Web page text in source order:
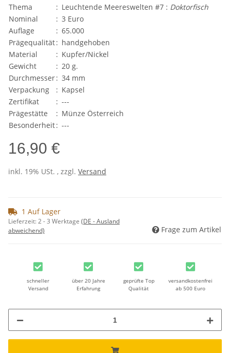
Thema
: Leuchtende Meereswelten #7 : Doktorfisch
Nominal
: 3 Euro
Auflage
: 65.000
Prägequalität: handgehoben
Material
: Kupfer/Nickel
Gewicht
: 20 g.
Durchmesser: 34 mm
Verpackung
: Kapsel
Zertifikat
: ---
Prägestätte
: Münze Österreich
Besonderheit: ---
16,90 €
inkl. 19% USt. , zzgl. Versand
1 Auf Lager
Lieferzeit:2 - 3 Werktage (DE - Ausland
abweichend)
Frage zum Artikel
schneller
Versand
über 20 Jahre
Erfahrung
geprüfte Top
Qualität
versandkostenfrei
ab 500 Euro